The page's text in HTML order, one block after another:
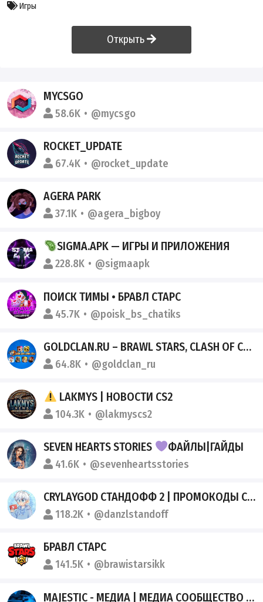
Игры
Открыть
MYCSGO
58.6K @mycsgo
ROCKET_UPDATE
67.4K @rocket_update
AGERA PARK
37.1K @agera_bigboy
SIGMA.APK — ИГРЫ И ПРИЛОЖЕНИЯ
228.8K @sigmaapk
ПОИСК ТИМЫ • БРАВЛ СТАРС
45.7K @poisk_bs_chatiks
GOLDCLAN.RU – BRAWL STARS, CLASH OF CLANS & CLASH ROYALE
64.8K @goldclan_ru
LAKMYS | НОВОСТИ CS2
104.3K @lakmyscs2
SEVEN HEARTS STORIES ФАЙЛЫ|ГАЙДЫ
41.6K @sevenheartsstories
CRYLAYGOD СТАНДОФФ 2 | ПРОМОКОДЫ СТАНДОФФ 2
118.2K @danzlstandoff
БРАВЛ СТАРС
141.5K @brawistarsikk
MAJESTIC - МЕДИА | МЕДИА СООБЩЕСТВО | ГТА 5 РП